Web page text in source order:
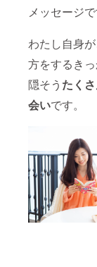
メッセージで
わたし自身
方をするき
隠そう たく
会いです。